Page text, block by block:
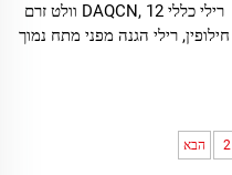
רילי כללי DAQCN, 12 וולט זרם
חילופין, רילי הגנה מפני מתח נמוך
2 הבא